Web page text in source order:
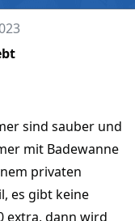
sind sauber und
mit Badewanne
privaten
es gibt keine
extra, dann wird